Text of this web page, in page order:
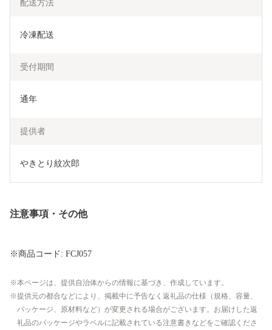
配送方法
冷凍配送
受付期間
通年
提供者
やきとり紋次郎
注意事項・その他
※商品コード: FCJ057
本ページは、提供自治体からの情報に基づき、作成しています。
提供元の都合などにより、掲載中に予告なく返礼品の仕様（規格、容量、
パッケージ、原材料など）が変更される場合がございます。お届けした返
礼品のパッケージやラベルに記載されている注意書きなどをご確認くださ